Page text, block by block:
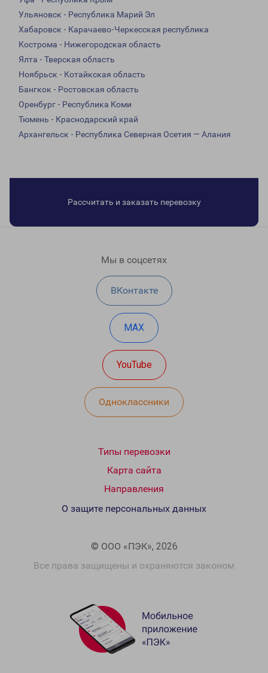
Ульяновск - Республика Марий Эл
Хабаровск - Карачаево-Черкесская республика
Кострома - Нижегородская область
Ялта - Тверская область
Ноябрьск - Котайкская область
Бангкок - Ростовская область
Оренбург - Республика Коми
Тюмень - Краснодарский край
Архангельск - Республика Северная Осетия — Алания
Рассчитать и заказать перевозку
Мы в соцсетях
ВКонтакте
MAX
YouTube
Одноклассники
Типы перевозки
Карта сайта
Направления
© ООО «ПЭК», 2026
Все права защищены и охраняются законом
О защите персональных данных